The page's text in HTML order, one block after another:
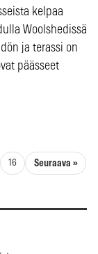
kelpaa
Woolshedissä
ja terassi on
päässeet
16 Seuraava »